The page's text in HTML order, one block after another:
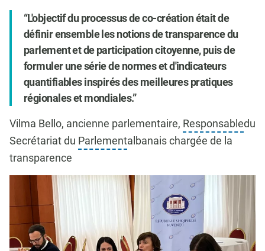
L'objectif du processus de co-création était de
définir ensemble les notions de transparence du
parlement et de participation citoyenne, puis de
formuler une série de normes et d'indicateurs
quantifiables inspirés des meilleures pratiques
régionales et mondiales.
Vilma Bello, ancienne parlementaire, Responsabledu
Secrétariat du Parlementalbanais chargée de la
transparence